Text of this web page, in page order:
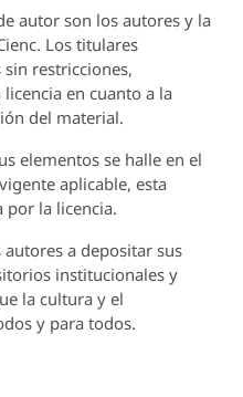
autor son los autores y la
Los titulares
restricciones,
en cuanto a la
del material.
elementos se halle en el
aplicable, esta
por la licencia.
a depositar sus
institucionales y
la cultura y el
y para todos.